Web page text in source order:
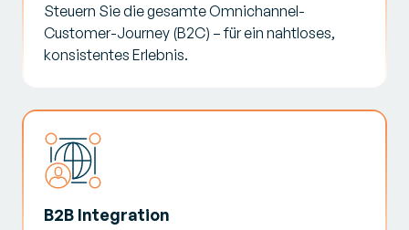
Steuern Sie die gesamte Omnichannel-
Customer-Journey (B2C) – für ein nahtloses,
konsistentes Erlebnis.
B2B Integration